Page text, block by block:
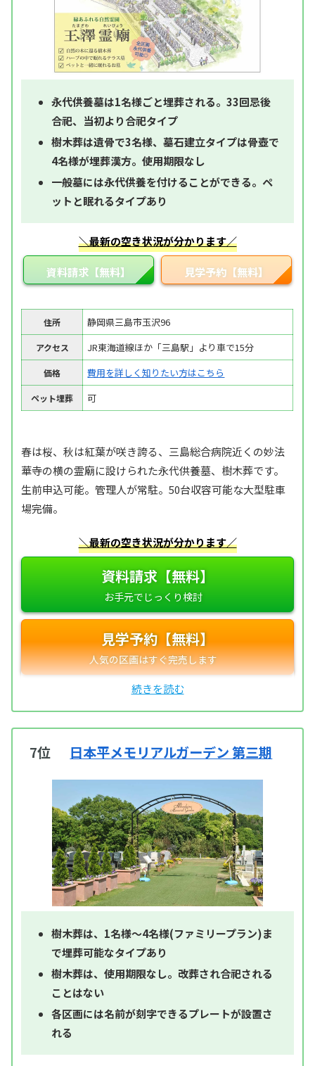
永代供養墓は1名様ごと埋葬される。33回忌後
合祀、当初より合祀タイプ
樹木葬は遺骨で3名様、墓石建立タイプは骨壺で
4名様が埋葬漢方。使用期限なし
一般墓には永代供養を付けることができる。ペ
ットと眠れるタイプあり
＼最新の空き状況が分かります／
資料請求【無料】 見学予約【無料】
住所 静岡県三島市玉沢96
アクセス JR東海道線ほか「三島駅」より車で15分
価格 費用を詳しく知りたい方はこちら
ペット埋葬 可
春は桜、秋は紅葉が咲き誇る、三島総合病院近くの妙法
華寺の横の霊廟に設けられた永代供養墓、樹木葬です。
生前申込可能。管理人が常駐。50台収容可能な大型駐車
場完備。
＼最新の空き状況が分かります／
資料請求【無料】
見学予約【無料】
7位 日本平メモリアルガーデン 第三期
樹木葬は、1名様～4名様(ファミリープラン)ま
で埋葬可能なタイプあり
樹木葬は、使用期限なし。改葬され合祀される
ことはない
各区画には名前が刻字できるプレートが設置さ
れる